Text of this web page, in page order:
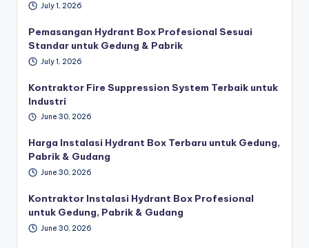
July 1, 2026
Pemasangan Hydrant Box Profesional Sesuai
Standar untuk Gedung & Pabrik
July 1, 2026
Kontraktor Fire Suppression System Terbaik untuk
Industri
June 30, 2026
Harga Instalasi Hydrant Box Terbaru untuk Gedung,
Pabrik & Gudang
June 30, 2026
Kontraktor Instalasi Hydrant Box Profesional
untuk Gedung, Pabrik & Gudang
June 30, 2026